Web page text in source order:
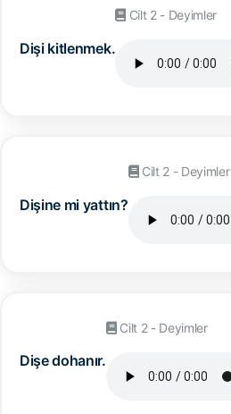
Dişi kitlenmek.
Cilt 2 - Deyimler
Dişine mi yattın?
Cilt 2 - Deyimler
Dişe dohanır.
Cilt 2 - Deyimler